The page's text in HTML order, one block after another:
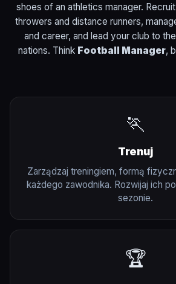
shoes of an athletics manager.
throwers and distance runners,
and career, and lead your club to
nations. Think Football Manager,
🏃
Trenuj
Zarządzaj treningiem, formą
każdego zawodnika. Rozwijaj ich
sezonie.
🏆